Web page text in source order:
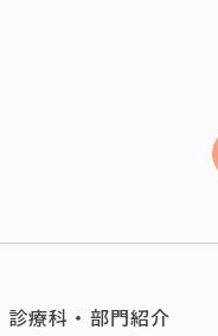
診療科・部門紹介